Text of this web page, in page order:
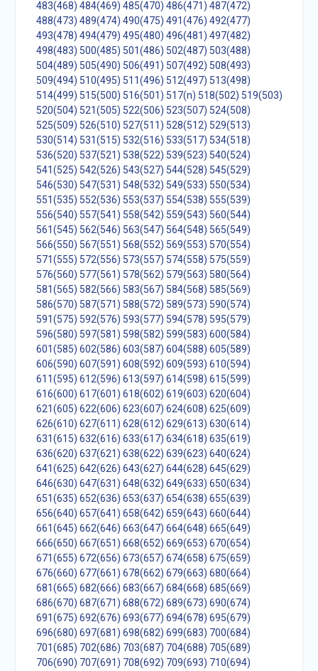
483(468) 484(469) 485(470) 486(471) 487(472)
488(473) 489(474) 490(475) 491(476) 492(477)
493(478) 494(479) 495(480) 496(481) 497(482)
498(483) 500(485) 501(486) 502(487) 503(488)
504(489) 505(490) 506(491) 507(492) 508(493)
509(494) 510(495) 511(496) 512(497) 513(498)
514(499) 515(500) 516(501) 517(n) 518(502) 519(503)
520(504) 521(505) 522(506) 523(507) 524(508)
525(509) 526(510) 527(511) 528(512) 529(513)
530(514) 531(515) 532(516) 533(517) 534(518)
536(520) 537(521) 538(522) 539(523) 540(524)
541(525) 542(526) 543(527) 544(528) 545(529)
546(530) 547(531) 548(532) 549(533) 550(534)
551(535) 552(536) 553(537) 554(538) 555(539)
556(540) 557(541) 558(542) 559(543) 560(544)
561(545) 562(546) 563(547) 564(548) 565(549)
566(550) 567(551) 568(552) 569(553) 570(554)
571(555) 572(556) 573(557) 574(558) 575(559)
576(560) 577(561) 578(562) 579(563) 580(564)
581(565) 582(566) 583(567) 584(568) 585(569)
586(570) 587(571) 588(572) 589(573) 590(574)
591(575) 592(576) 593(577) 594(578) 595(579)
596(580) 597(581) 598(582) 599(583) 600(584)
601(585) 602(586) 603(587) 604(588) 605(589)
606(590) 607(591) 608(592) 609(593) 610(594)
611(595) 612(596) 613(597) 614(598) 615(599)
616(600) 617(601) 618(602) 619(603) 620(604)
621(605) 622(606) 623(607) 624(608) 625(609)
626(610) 627(611) 628(612) 629(613) 630(614)
631(615) 632(616) 633(617) 634(618) 635(619)
636(620) 637(621) 638(622) 639(623) 640(624)
641(625) 642(626) 643(627) 644(628) 645(629)
646(630) 647(631) 648(632) 649(633) 650(634)
651(635) 652(636) 653(637) 654(638) 655(639)
656(640) 657(641) 658(642) 659(643) 660(644)
661(645) 662(646) 663(647) 664(648) 665(649)
666(650) 667(651) 668(652) 669(653) 670(654)
671(655) 672(656) 673(657) 674(658) 675(659)
676(660) 677(661) 678(662) 679(663) 680(664)
681(665) 682(666) 683(667) 684(668) 685(669)
686(670) 687(671) 688(672) 689(673) 690(674)
691(675) 692(676) 693(677) 694(678) 695(679)
696(680) 697(681) 698(682) 699(683) 700(684)
701(685) 702(686) 703(687) 704(688) 705(689)
706(690) 707(691) 708(692) 709(693) 710(694)